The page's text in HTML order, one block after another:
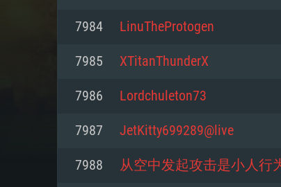
7984 LinuTheProtogen
7985 XTitanThunderX
7986 Lordchuleton73
7987 JetKitty699289@live
7988 从空中发起攻击是小人行